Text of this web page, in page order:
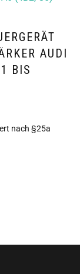
AUDI
BIS
nach §25a